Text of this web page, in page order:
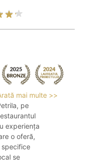
mai multe >>
pe
experiența
o oferă,
se